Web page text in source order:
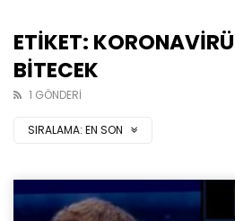
ETIKET:
BITECEK
1 GÖNDERI
SIRALAMA: EN SON